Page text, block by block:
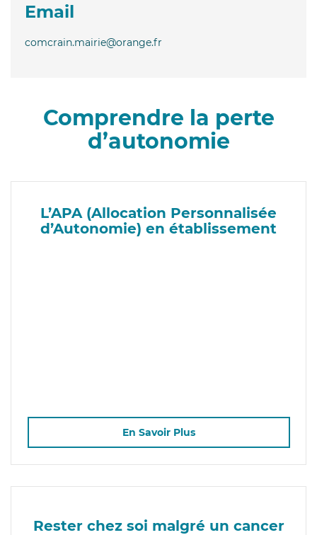
Email
comcrain.mairie@orange.fr
Comprendre la perte
d’autonomie
L’APA (Allocation Personnalisée
d’Autonomie) en établissement
En Savoir Plus
Rester chez soi malgré un cancer